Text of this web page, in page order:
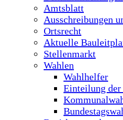
Amtsblatt
Ausschreibungen
Ortsrecht
Aktuelle
Stellenmarkt
Wahlen
Wahlhelfer
Einteilung